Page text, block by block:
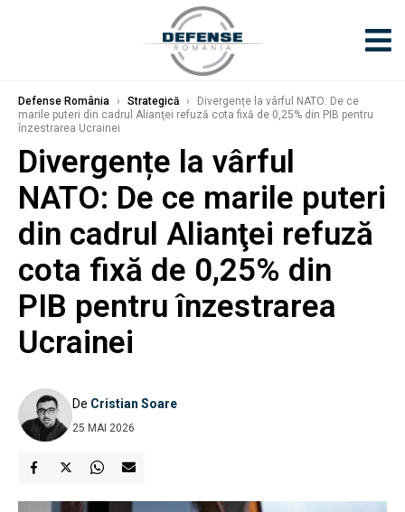
Defense România › Strategică ›
Divergențe la vârful NATO: De ce
marile puteri din cadrul Alianţei refuză cota fixă de 0,25% din PIB pentru
înzestrarea Ucrainei
Divergențe la vârful
NATO: De ce marile puteri
din cadrul Alianţei refuză
cota fixă de 0,25% din
PIB pentru înzestrarea
Ucrainei
De Cristian Soare
25 MAI 2026